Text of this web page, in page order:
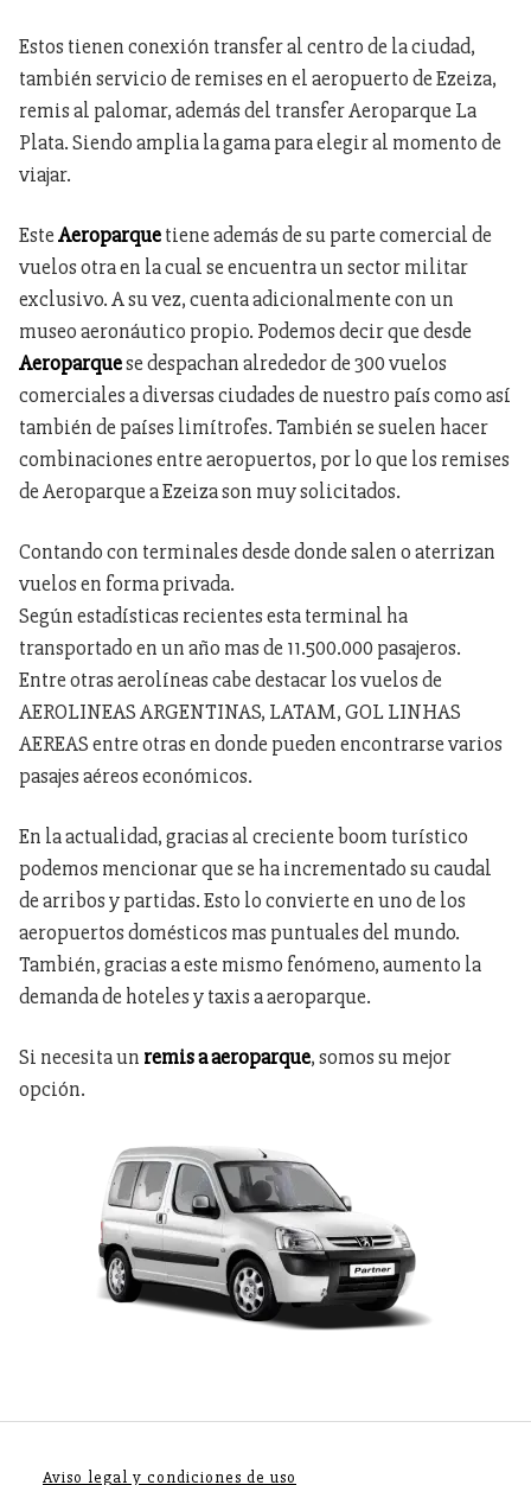
Estos tienen conexión transfer al centro de la ciudad,
también servicio de remises en el aeropuerto de Ezeiza,
remis al palomar, además del transfer Aeroparque La
Plata. Siendo amplia la gama para elegir al momento de
viajar.
EsteAeroparquetiene además de su parte comercial de
vuelos otra en la cual se encuentra un sector militar
exclusivo. A su vez, cuenta adicionalmente con un
museo aeronáutico propio. Podemos decir que desde
Aeroparquese despachan alrededor de 300 vuelos
comerciales a diversas ciudades de nuestro país como así
también de países limítrofes. También se suelen hacer
combinaciones entre aeropuertos, por lo que los remises
de Aeroparque a Ezeiza son muy solicitados.
Contando con terminales desde donde salen o aterrizan
vuelos en forma privada.
Según estadísticas recientes esta terminal ha
transportado en un año mas de 11.500.000 pasajeros.
Entre otras aerolíneas cabe destacar los vuelos de
AEROLINEAS ARGENTINAS, LATAM, GOL LINHAS
AEREAS entre otras en donde pueden encontrarse varios
pasajes aéreos económicos.
En la actualidad, gracias al creciente boom turístico
podemos mencionar que se ha incrementado su caudal
de arribos y partidas. Esto lo convierte en uno de los
aeropuertos domésticos mas puntuales del mundo.
También, gracias a este mismo fenómeno, aumento la
demanda de hoteles y taxis a aeroparque.
Si necesita un remis a aeroparque, somos su mejor
opción.
Aviso legal y condiciones de uso